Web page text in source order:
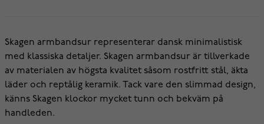
Skagen armbandsur representerar dansk minimalistisk
med klassiska detaljer. Skagen armbandsur är tillverkade
av materialen av högsta kvalitet såsom rostfritt stål, äkta
läder och reptålig keramik. Tack vare den slimmad design,
känns Skagen klockor mycket tunn och bekväm på
handleden.